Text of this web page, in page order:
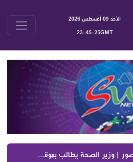
الأحد 09 أغسطس 2026
23:45:25GMT
تقرير مصور | وزير الصحة يطالب بموقف واضح من الاعتداءات الإسرائيلية ويعترض على تمرير التعيينات